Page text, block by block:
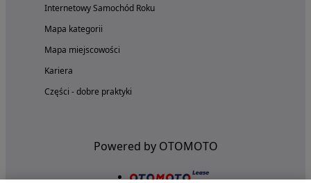
Internetowy Samochód Roku
Mapa kategorii
Mapa miejscowości
Kariera
Części - dobre praktyki
Powered by OTOMOTO